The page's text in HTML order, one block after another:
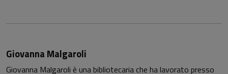
Giovanna Malgaroli
Giovanna Malgaroli è una bibliotecaria che ha lavorato presso